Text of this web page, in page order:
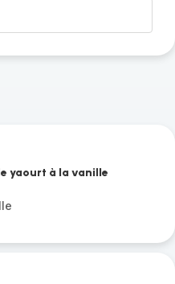
yaourt à la vanille